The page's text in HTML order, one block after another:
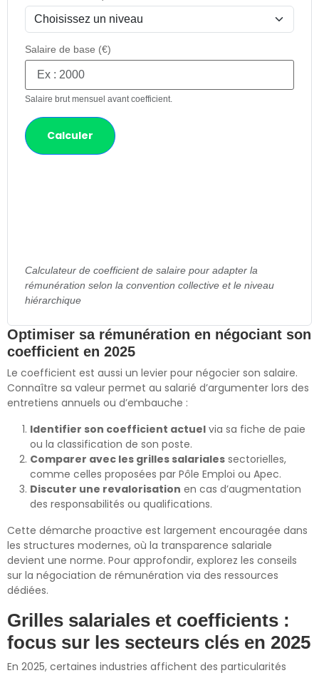
Salaire de base (€)
Salaire brut mensuel avant coefficient.
Calculer
Calculateur de coefficient de salaire pour adapter la
rémunération selon la convention collective et le niveau
hiérarchique
Optimiser sa rémunération en négociant son
coefficient en 2025
Le coefficient est aussi un levier pour négocier son salaire.
Connaître sa valeur permet au salarié d’argumenter lors des
entretiens annuels ou d’embauche :
Identifier son coefficient actuel via sa fiche de paie
ou la classification de son poste.
Comparer avec les grilles salariales sectorielles,
comme celles proposées par Pôle Emploi ou Apec.
Discuter une revalorisation en cas d’augmentation
des responsabilités ou qualifications.
Cette démarche proactive est largement encouragée dans
les structures modernes, où la transparence salariale
devient une norme. Pour approfondir, explorez les conseils
sur la négociation de rémunération via des ressources
dédiées.
Grilles salariales et coefficients :
focus sur les secteurs clés en 2025
En 2025, certaines industries affichent des particularités